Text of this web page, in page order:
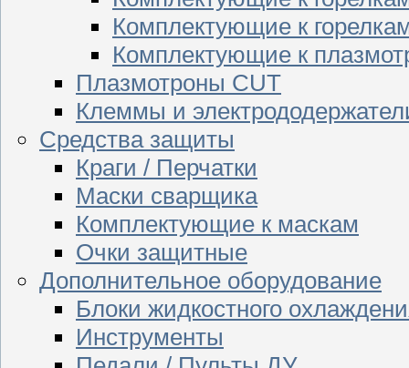
Комплектующие к
Комплектующие к
Плазмотроны CUT
Клеммы и
Средства защиты
Краги / Перчатки
Маски сварщика
Комплектующие к маскам
Очки защитные
Дополнительное оборудование
Блоки жидкостного
Инструменты